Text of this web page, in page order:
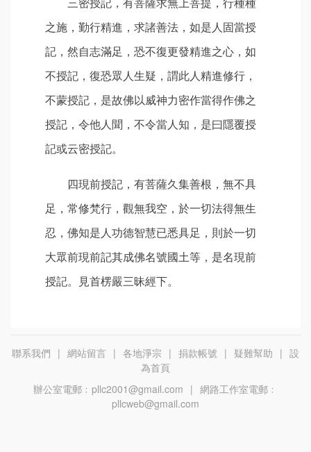
之施，勤行精進，求諸善法，如是人固當授
記，然自志滿足，恐不復更發精進之心，如
不授記，復恐眾人生疑，謂此人精進修行，
不蒙授記，是故佛以威神力密作當得作佛之
授記，令他人聞，不令當人知，是曰隱覆授
記或云密授記。
四現前授記，有菩薩久集善根，無不具
足，常修梵行，觀無我空，於一切法得無生
忍，佛知是人功德智慧已悉具足，則於一切
大眾前現前記其成佛名號國土等，是名現前
授記。見首楞嚴三昧經下。
聯系我們 | 網站留言 | 各地淨宗 | 捐款帳號 | 疑難幫助 | 設
為首頁
辦公室電郵﹕pllc2001@gmail.com | 網路工作室電郵﹕
pllcweb@gmail.com